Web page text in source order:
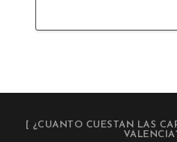
[ ¿CUANTO CUESTAN LAS